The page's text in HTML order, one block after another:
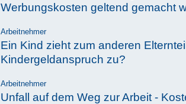
Werbungskosten geltend gemacht
Arbeitnehmer
Ein Kind zieht zum anderen
Kindergeldanspruch zu?
Arbeitnehmer
Unfall auf dem Weg zur Arbeit -